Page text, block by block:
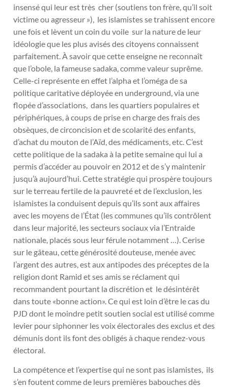
insensé qui leur est très cher (soutiens ton frère, qu’il soit
victime ou agresseur »), les islamistes se trahissent encore
une fois et lèvent un coin du voile sur la nature de leur
idéologie que les plus avisés des citoyens connaissent
parfaitement. À savoir que cette enseigne ne reconnaît
que l’obole, la fameuse sadaka, comme valeur suprême.
Celle-ci représente en effet l’alpha et l’oméga de sa
politique caritative déployée en underground, via une
flopée d’associations, dans les quartiers populaires et
périphériques, à coups de prise en charge des frais des
obsèques, de circoncision et de scolarité des enfants,
d’achat du mouton de l’Aïd, des médicaments, etc. C’est
cette politique de la sadaka à la petite semaine qui lui a
permis d’accéder au pouvoir en 2012 et de s’y maintenir
jusqu’à aujourd’hui. Cette stratégie qui prospère toujours
sur le terreau fertile de la pauvreté et de l’exclusion, les
islamistes la conduisent depuis qu’ils sont aux affaires
avec les moyens de l’État (les communes qu’ils contrôlent
dans leur majorité, les secteurs sociaux via l’Entraide
nationale, placés sous leur férule notamment …). Cerise
sur le gâteau, cette générosité douteuse, menée avec
l’argent des autres, est aux antipodes des préceptes de la
religion dont Ramid et ses amis se réclament qui
recommandent pourtant la discrétion et le désintérêt
dans toute «bonne action». Ce qui est loin d’être le cas du
PJD dont le moindre petit soutien social est utilisé comme
levier pour siphonner les voix électorales des exclus et des
démunis dont ils font des obligés à chaque rendez-vous
électoral.
La compétence et l’expertise qui ne sont pas islamistes, ils
s’en foutent comme de leurs premières babouches dès